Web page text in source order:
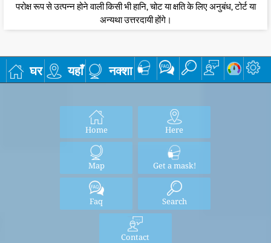
परोक्ष रूप से उत्पन्न होने वाली किसी भी हानि, चोट या क्षति के लिए अनुबंध, टोर्ट या
अन्यथा उत्तरदायी होंगे।
घर यहाँ नक्शा
Home Here
Map Get a mask!
Faq Search
Contact